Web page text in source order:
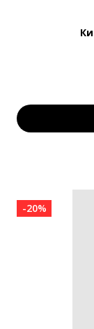
-20%